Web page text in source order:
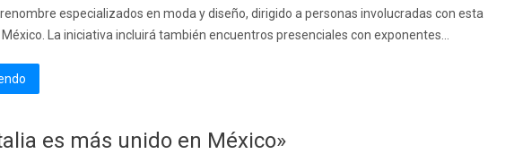
especializados en moda y diseño, dirigido a personas involucradas con esta
La iniciativa incluirá también encuentros presenciales con exponentes...
es más unido en México»